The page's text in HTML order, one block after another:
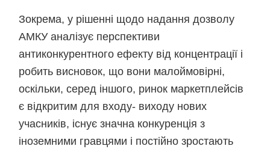
Зокрема, у рішенні щодо надання дозволу
АМКУ аналізує перспективи
антиконкурентного ефекту від концентрації і
робить висновок, що вони малоймовірні,
оскільки, серед іншого, ринок маркетплейсів
є відкритим для входу- виходу нових
учасників, існує значна конкуренція з
іноземними гравцями і постійно зростають